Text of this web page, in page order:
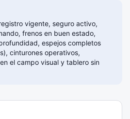
vigente, seguro activo,
frenos en buen estado,
espejos completos
cinturones operativos,
el campo visual y tablero sin